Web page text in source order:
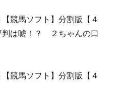
競馬ソフト】分割版【４
判は嘘！？ ２ちゃんの口
競馬ソフト】分割版【４